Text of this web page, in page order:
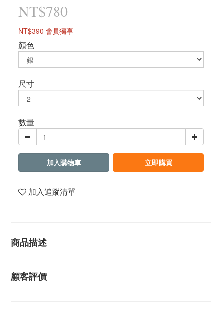
NT$780
NT$390 會員獨享
顏色
尺寸
數量
加入購物車 立即購買
加入追蹤清單
商品描述
顧客評價